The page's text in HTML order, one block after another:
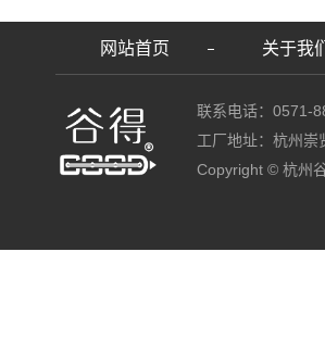
网站首页 关于我
联系电话：0571-
工厂地址：杭州崇
Copyright © 杭州